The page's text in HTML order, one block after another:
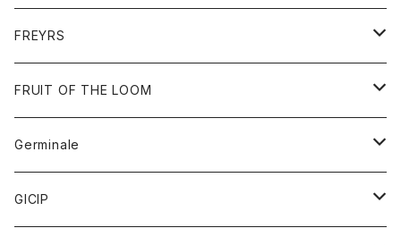
Tシャツ
ボトム
靴
アクセサリー
バッグ
FREYRS
サングラス
FRUIT OF THE LOOM
アウター
パーカー
グッズ
Germinale
靴
GICIP